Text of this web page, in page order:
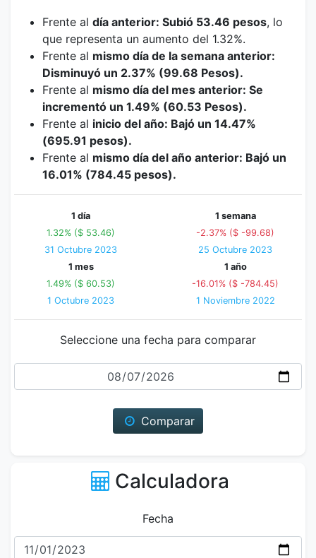
Frente al día anterior: Subió 53.46 pesos, lo
que representa un aumento del 1.32%.
Frente al mismo día de la semana anterior:
Disminuyó un 2.37% (99.68 Pesos).
Frente al mismo día del mes anterior: Se
incrementó un 1.49% (60.53 Pesos).
Frente al inicio del año: Bajó un 14.47%
(695.91 pesos).
Frente al mismo día del año anterior: Bajó un
16.01% (784.45 pesos).
1 día
1.32% ($ 53.46)
31 Octubre 2023
1 semana
-2.37% ($ -99.68)
25 Octubre 2023
1 mes
1.49% ($ 60.53)
1 Octubre 2023
1 año
-16.01% ($ -784.45)
1 Noviembre 2022
Seleccione una fecha para comparar
Fecha
Comparar
Calculadora
Fecha